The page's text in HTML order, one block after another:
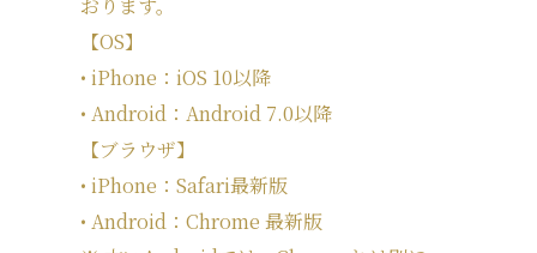
【OS】
• iPhone：iOS 10以降
• Android：Android 7.0以降
【ブラウザ】
• iPhone：Safari最新版
• Android：Chrome 最新版